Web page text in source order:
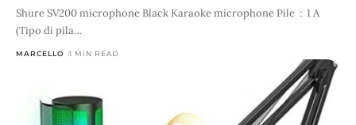
Shure SV200 microphone Black Karaoke microphone Pile ‏ : ‎ 1 A
(Tipo di pila…
MARCELLO 1 MIN READ